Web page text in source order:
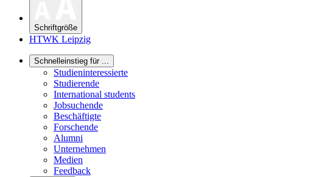
Schriftgröße
HTWK Leipzig
Schnelleinstieg für ...
Studieninteressierte
Studierende
International students
Jobsuchende
Beschäftigte
Forschende
Alumni
Unternehmen
Medien
Feedback